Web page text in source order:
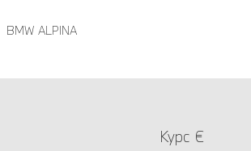
BMW ALPINA
Курс €